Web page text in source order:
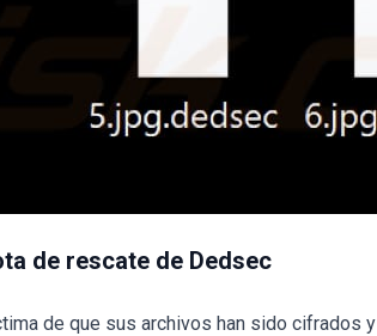
de rescate de Dedsec
de que sus archivos han sido cifrados